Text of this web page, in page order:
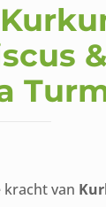
kracht van